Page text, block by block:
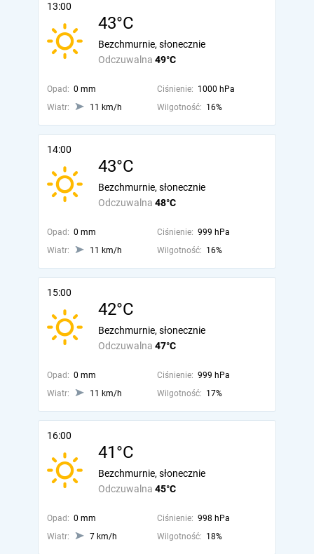
13:00
43°C
Odczuwalna 49°C
Bezchmurnie, słonecznie
Opad: 0 mm Ciśnienie: 1000 hPa
Wiatr:
11 km/h Wilgotność: 16%
14:00
43°C
Odczuwalna 48°C
Bezchmurnie, słonecznie
Opad: 0 mm Ciśnienie: 999 hPa
Wiatr:
11 km/h Wilgotność: 16%
15:00
42°C
Odczuwalna 47°C
Bezchmurnie, słonecznie
Opad: 0 mm Ciśnienie: 999 hPa
Wiatr:
11 km/h Wilgotność: 17%
16:00
41°C
Odczuwalna 45°C
Bezchmurnie, słonecznie
Opad: 0 mm Ciśnienie: 998 hPa
Wiatr:
7 km/h Wilgotność: 18%